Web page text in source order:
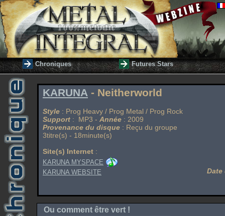
Chroniques Futures Stars
KARUNA - Neitherworld
Style : Prog Heavy / Prog Metal / Prog Rock
Support : MP3 - Année : 2009
Provenance du disque : Reçu du groupe
3titre(s) - 18minute(s)
Site(s) Internet :
KARUNA MYSPACE
KARUNA WEBSITE
Ou comment être vert !